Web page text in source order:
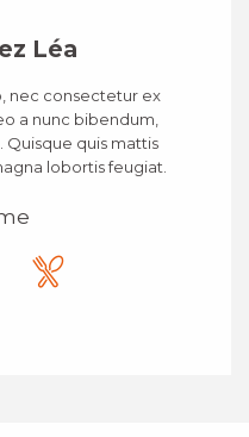
Léa
nec consectetur ex
a nunc bibendum,
quis mattis
lobortis feugiat.